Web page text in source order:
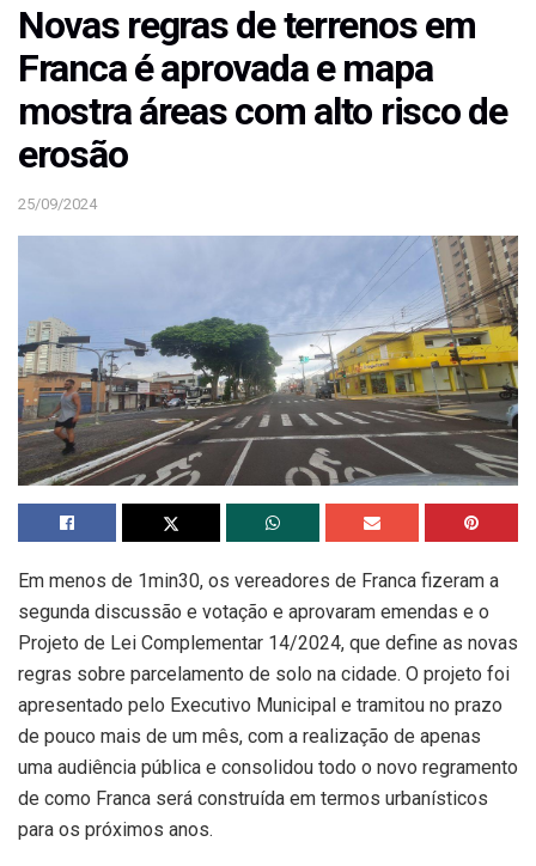
Novas regras de terrenos em
Franca é aprovada e mapa
mostra áreas com alto risco de
erosão
25/09/2024
Em menos de 1min30, os vereadores de Franca fizeram a
segunda discussão e votação e aprovaram emendas e o
Projeto de Lei Complementar 14/2024, que define as novas
regras sobre parcelamento de solo na cidade. O projeto foi
apresentado pelo Executivo Municipal e tramitou no prazo
de pouco mais de um mês, com a realização de apenas
uma audiência pública e consolidou todo o novo regramento
de como Franca será construída em termos urbanísticos
para os próximos anos.